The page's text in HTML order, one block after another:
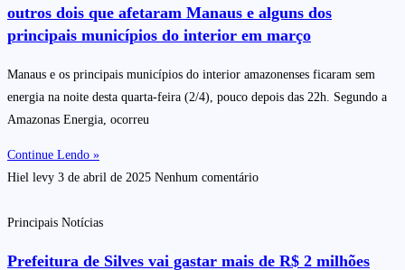
outros dois que afetaram Manaus e alguns dos
principais municípios do interior em março
Manaus e os principais municípios do interior amazonenses ficaram sem
energia na noite desta quarta-feira (2/4), pouco depois das 22h. Segundo a
Amazonas Energia, ocorreu
Continue Lendo »
Hiel levy 3 de abril de 2025 Nenhum comentário
Principais Notícias
Prefeitura de Silves vai gastar mais de R$ 2 milhões